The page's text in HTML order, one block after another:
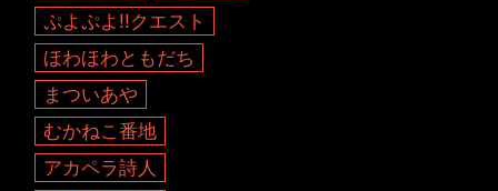
ぷよぷよ!!クエスト
ほわほわともだち
まついあや
むかねこ番地
アカペラ詩人